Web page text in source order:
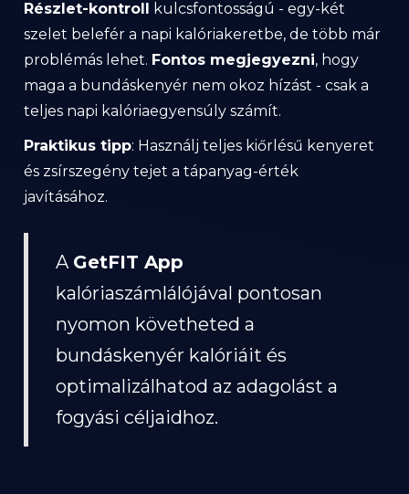
Részlet-kontroll kulcsfontosságú - egy-két
szelet belefér a napi kalóriakeretbe, de több már
problémás lehet. Fontos megjegyezni, hogy
maga a bundáskenyér nem okoz hízást - csak a
teljes napi kalóriaegyensúly számít.
Praktikus tipp: Használj teljes kiőrlésű kenyeret
és zsírszegény tejet a tápanyag-érték
javításához.
A GetFIT App
kalóriaszámlálójával pontosan
nyomon követheted a
bundáskenyér kalóriáit és
optimalizálhatod az adagolást a
fogyási céljaidhoz.